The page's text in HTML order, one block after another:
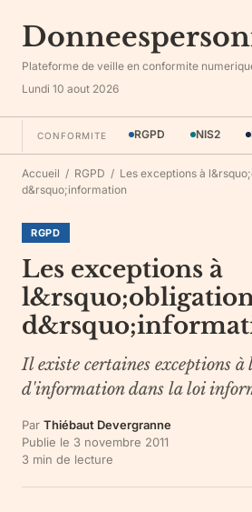
Plateforme de veille en conformite
Lundi 10 aout 2026
CONFORMITE RGPD NIS2
Accueil / RGPD / Les exceptions à
d&rsquo;information
RGPD
Les exceptions à
Il existe certaines exceptions
d'information dans la loi
Par Thiébaut Devergranne
Publie le 3 novembre 2011
3 min de lecture